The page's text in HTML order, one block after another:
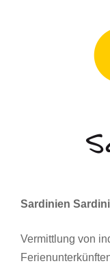
Sardinien
Vermittlung von